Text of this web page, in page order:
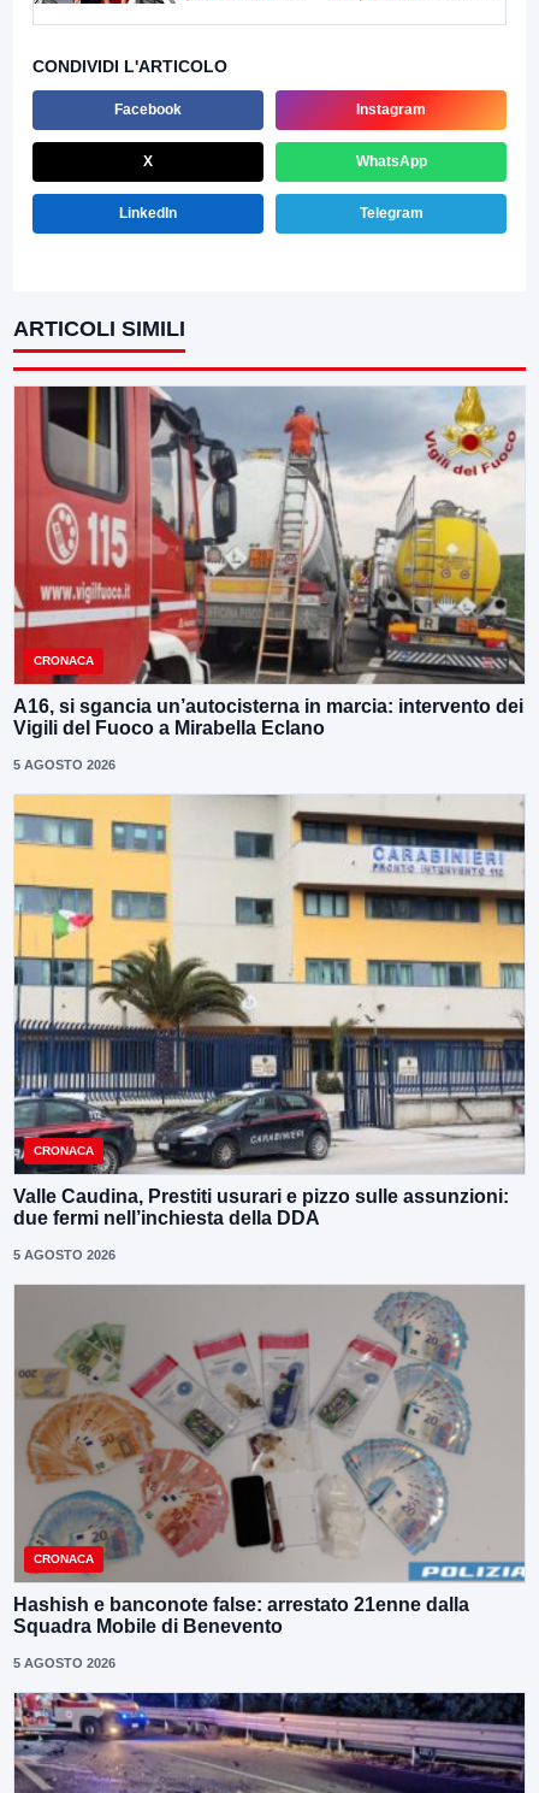
CONDIVIDI L'ARTICOLO
Facebook Instagram
X WhatsApp
LinkedIn Telegram
ARTICOLI SIMILI
CRONACA
A16, si sgancia un’autocisterna in marcia: intervento dei
Vigili del Fuoco a Mirabella Eclano
5 AGOSTO 2026
CRONACA
Valle Caudina, Prestiti usurari e pizzo sulle assunzioni:
due fermi nell’inchiesta della DDA
5 AGOSTO 2026
CRONACA
Hashish e banconote false: arrestato 21enne dalla
Squadra Mobile di Benevento
5 AGOSTO 2026